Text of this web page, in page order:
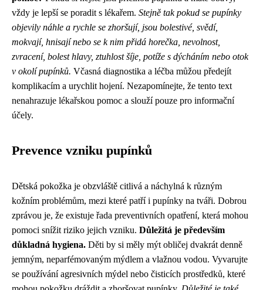
vždy je lepší se poradit s lékařem. Stejně tak pokud se pupínky
objevily náhle a rychle se zhoršují, jsou bolestivé, svědí,
mokvají, hnisají nebo se k nim přidá horečka, nevolnost,
zvracení, bolest hlavy, ztuhlost šíje, potíže s dýcháním nebo otok
v okolí pupínků. Včasná diagnostika a léčba můžou předejít
komplikacím a urychlit hojení. Nezapomínejte, že tento text
nenahrazuje lékařskou pomoc a slouží pouze pro informační
účely.
Prevence vzniku pupínků
Dětská pokožka je obzvláště citlivá a náchylná k různým
kožním problémům, mezi které patří i pupínky na tváři. Dobrou
zprávou je, že existuje řada preventivních opatření, která mohou
pomoci snížit riziko jejich vzniku. Důležitá je především
důkladná hygiena. Děti by si měly mýt obličej dvakrát denně
jemným, neparfémovaným mýdlem a vlažnou vodou. Vyvarujte
se používání agresivních mýdel nebo čisticích prostředků, které